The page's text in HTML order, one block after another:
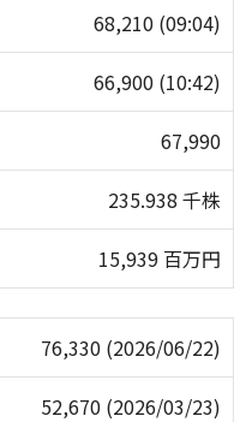
68,210 (09:04)
66,900 (10:42)
67,990
235.938 千株
15,939 百万円
76,330 (2026/06/22)
52,670 (2026/03/23)